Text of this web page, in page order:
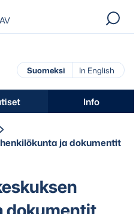
Suomeksi In English
Info
ja dokumentit